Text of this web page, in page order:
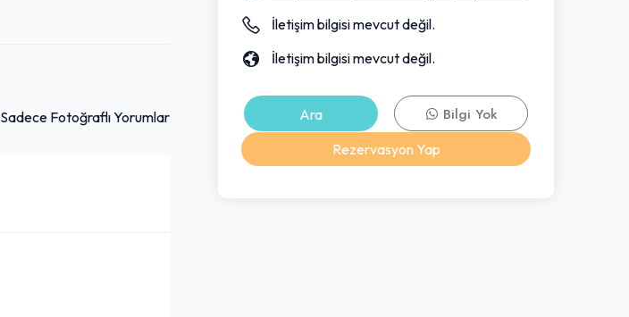
Sadece Fotoğraflı Yorumlar
İletişim bilgisi mevcut değil.
İletişim bilgisi mevcut değil.
Ara
Bilgi Yok
Rezervasyon Yap